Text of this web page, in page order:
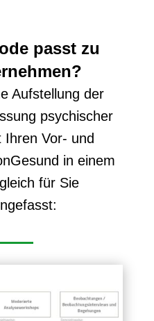
passt zu
Aufstellung der
psychischer
Ihren Vor- und
in einem
für Sie